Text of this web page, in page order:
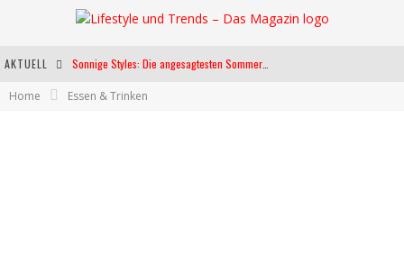
AKTUELL
Home Essen & Trinken